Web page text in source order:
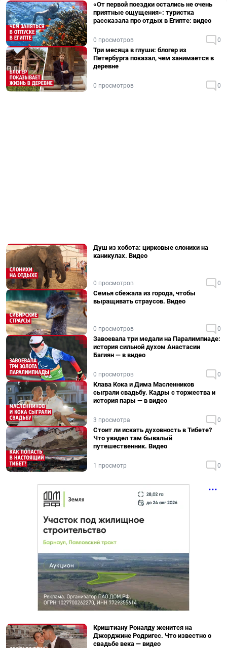
«От первой поездки остались не очень
приятные ощущения»: туристка
рассказала про отдых в Египте: видео
0 просмотров 0
Три месяца в глуши: блогер из
Петербурга показал, чем занимается в
деревне
0 просмотров 0
Душ из хобота: цирковые слонихи на
каникулах. Видео
0 просмотров 0
Семья сбежала из города, чтобы
выращивать страусов. Видео
0 просмотров 0
Завоевала три медали на Паралимпиаде:
история сильной духом Анастасии
Багиян — в видео
0 просмотров 0
Клава Кока и Дима Масленников
сыграли свадьбу. Кадры с торжества и
история пары — в видео
3 просмотра 0
Стоит ли искать духовность в Тибете?
Что увидел там бывалый
путешественник. Видео
1 просмотр 0
Криштиану Роналду женится на
Джорджине Родригес. Что известно о
свадьбе века — видео